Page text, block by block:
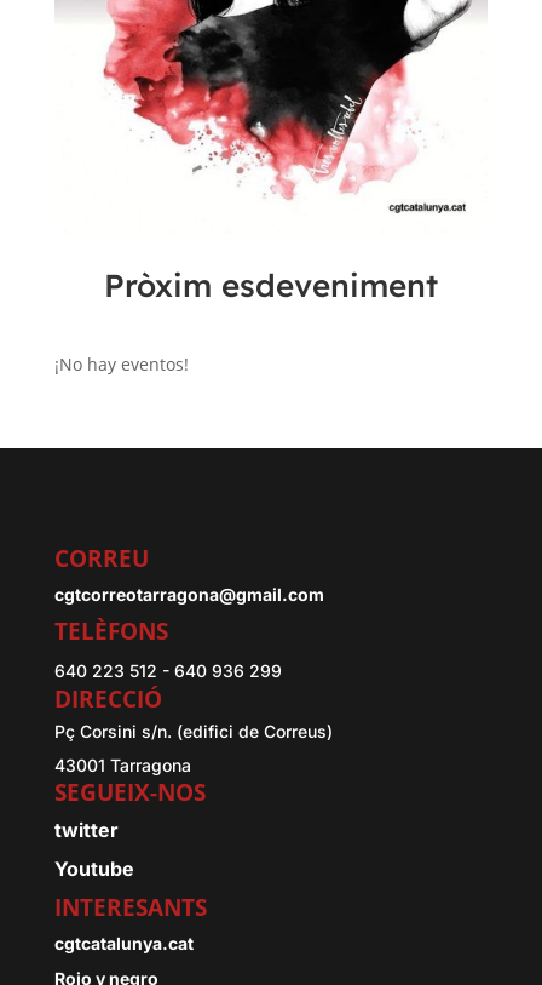
Pròxim esdeveniment
¡No hay eventos!
CORREU
cgtcorreotarragona@gmail.com
TELÈFONS
640 223 512 - 640 936 299
DIRECCIÓ
Pç Corsini s/n. (edifici de Correus)
43001 Tarragona
SEGUEIX-NOS
twitter
Youtube
INTERESANTS
cgtcatalunya.cat
Rojo y negro